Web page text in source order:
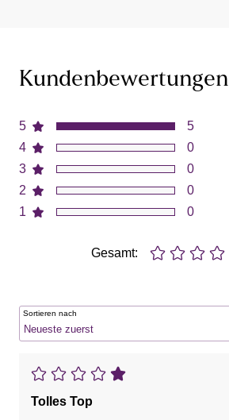
Kundenbewertungen
5
4
3
2
1
5
0
0
0
0
Gesamt:
Sortieren nach
Tolles Top